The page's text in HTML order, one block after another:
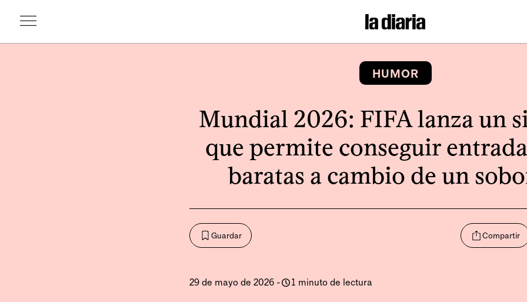
HUMOR
Mundial 2026: FIFA lanza un
que permite conseguir
baratas a cambio de un
Guardar Compartir
29 de mayo de 2026 - 1 minuto de lectura